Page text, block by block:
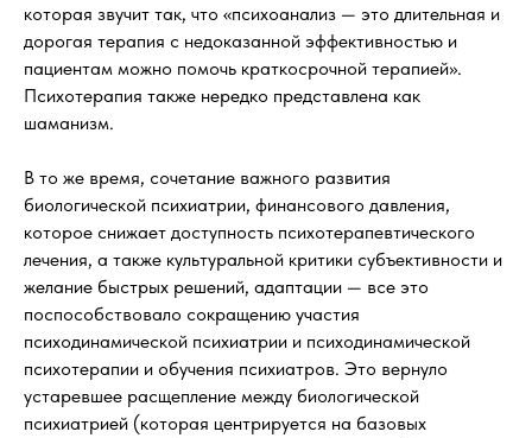
которая звучит так, что «психоанализ — это длительная и
дорогая терапия с недоказанной эффективностью и
пациентам можно помочь краткосрочной терапией».
Психотерапия также нередко представлена как
шаманизм.
В то же время, сочетание важного развития
биологической психиатрии, финансового давления,
которое снижает доступность психотерапевтического
лечения, а также культуральной критики субъективности и
желание быстрых решений, адаптации — все это
поспособствовало сокращению участия
психодинамической психиатрии и психодинамической
психотерапии и обучения психиатров. Это вернуло
устаревшее расщепление между биологической
психиатрией (которая центрируется на базовых